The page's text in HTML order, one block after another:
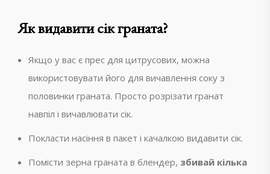
Як видавити сік граната?
Якщо у вас є прес для цитрусових, можна
використовувати його для вичавлення соку з
половинки граната. Просто розрізати гранат
навпіл і вичавлювати сік.
Покласти насіння в пакет і качалкою видавити сік.
Помісти зерна граната в блендер, збивай кілька